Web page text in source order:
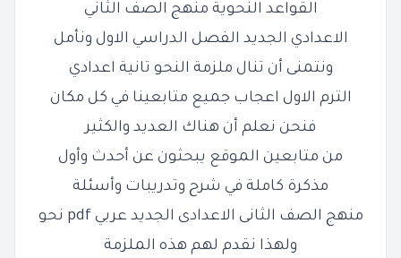
القواعد النحوية منهج الصف الثاني
الاعدادي الجديد الفصل الدراسي الاول ونأمل
ونتمنى أن تنال ملزمة النحو تانية اعدادي
الترم الاول اعجاب جميع متابعينا في كل مكان
فنحن نعلم أن هناك العديد والكثير
من متابعين الموقع يبحثون عن أحدث وأول
مذكرة كاملة في شرح وتدريبات وأسئلة
منهج الصف الثانى الاعدادى الجديد عربي pdf نحو
ولهذا نقدم لهم هذه الملزمة